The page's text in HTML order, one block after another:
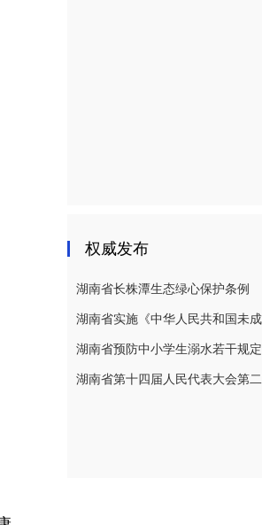
权威发布
湖南省长株潭生态绿心保护条例
湖南省预防中小学生溺水若干规定